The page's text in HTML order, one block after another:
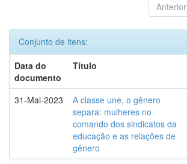
Anterior
Conjunto de itens:
Data do
documento
Título
31-Mai-2023
A classe une, o gênero
separa: mulheres no
comando dos sindicatos da
educação e as relações de
gênero